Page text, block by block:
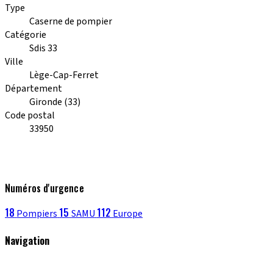
Type
Caserne de pompier
Catégorie
Sdis 33
Ville
Lège-Cap-Ferret
Département
Gironde (33)
Code postal
33950
Numéros d'urgence
18 Pompiers 15 SAMU 112 Europe
Navigation